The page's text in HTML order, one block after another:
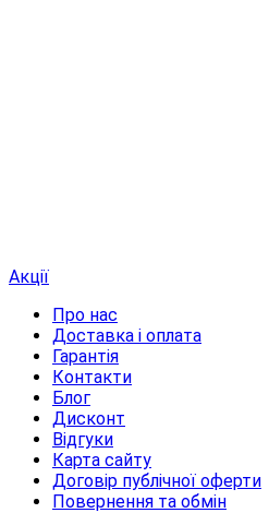
Акції
Про нас
Доставка і оплата
Гарантія
Контакти
Блог
Дисконт
Відгуки
Карта сайту
Договір публічної оферти
Повернення та обмін